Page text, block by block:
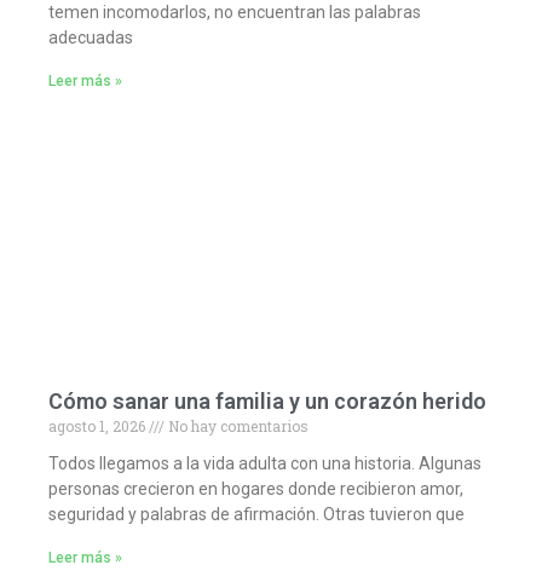
temen incomodarlos, no encuentran las palabras
adecuadas
Leer más »
Cómo sanar una familia y un corazón herido
agosto 1, 2026
No hay comentarios
Todos llegamos a la vida adulta con una historia. Algunas
personas crecieron en hogares donde recibieron amor,
seguridad y palabras de afirmación. Otras tuvieron que
Leer más »